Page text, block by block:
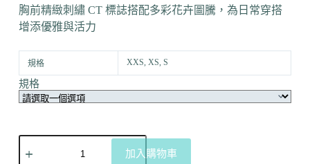
胸前精緻刺繡 CT 標誌搭配多彩花卉圖騰，為日常穿搭
增添優雅與活力
規格 XXS, XS, S
規格
加入購物車